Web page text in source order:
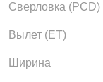
Сверловка (PCD)
Вылет (ЕТ)
Ширина